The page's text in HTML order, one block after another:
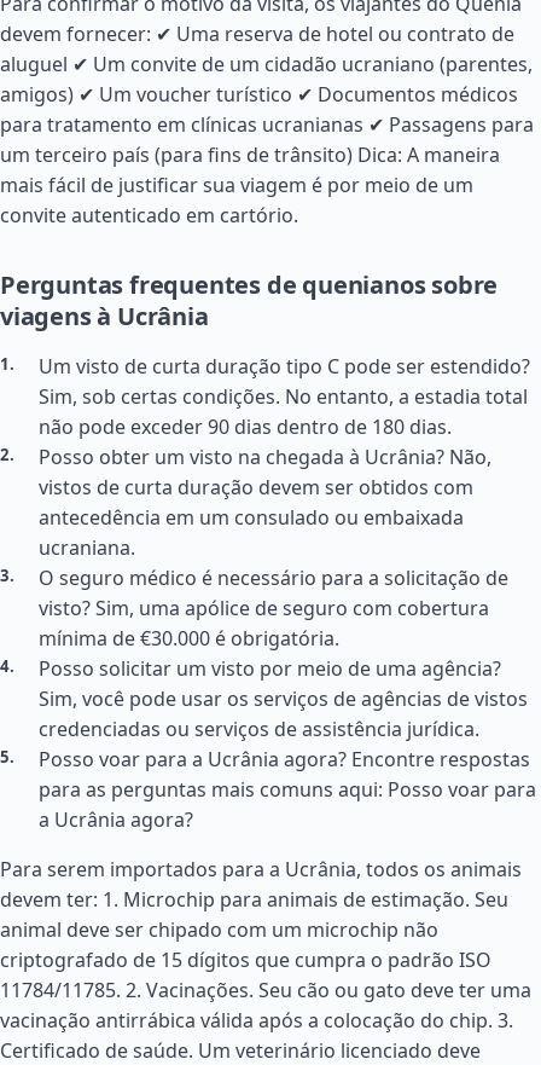
devem fornecer: ✔ Uma reserva de hotel ou contrato de
aluguel ✔ Um convite de um cidadão ucraniano (parentes,
amigos) ✔ Um voucher turístico ✔ Documentos médicos
para tratamento em clínicas ucranianas ✔ Passagens para
um terceiro país (para fins de trânsito) Dica: A maneira
mais fácil de justificar sua viagem é por meio de um
convite autenticado em cartório.
Perguntas frequentes de quenianos sobre
viagens à Ucrânia
Um visto de curta duração tipo C pode ser estendido?
Sim, sob certas condições. No entanto, a estadia total
não pode exceder 90 dias dentro de 180 dias.
Posso obter um visto na chegada à Ucrânia? Não,
vistos de curta duração devem ser obtidos com
antecedência em um consulado ou embaixada
ucraniana.
O seguro médico é necessário para a solicitação de
visto? Sim, uma apólice de seguro com cobertura
mínima de €30.000 é obrigatória.
Posso solicitar um visto por meio de uma agência?
Sim, você pode usar os serviços de agências de vistos
credenciadas ou serviços de assistência jurídica.
Posso voar para a Ucrânia agora? Encontre respostas
para as perguntas mais comuns aqui: Posso voar para
a Ucrânia agora?
Para serem importados para a Ucrânia, todos os animais
devem ter: 1. Microchip para animais de estimação. Seu
animal deve ser chipado com um microchip não
criptografado de 15 dígitos que cumpra o padrão ISO
11784/11785. 2. Vacinações. Seu cão ou gato deve ter uma
vacinação antirrábica válida após a colocação do chip. 3.
Certificado de saúde. Um veterinário licenciado deve